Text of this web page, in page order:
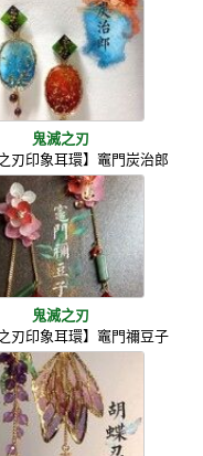
鬼滅之刃
刃印象耳環】竈門炭治郎
鬼滅之刃
刃印象耳環】竈門禰豆子